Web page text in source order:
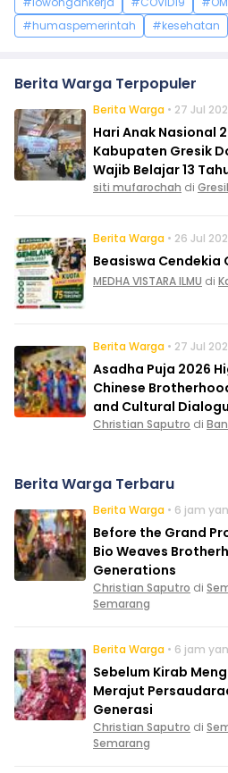
#humaspemerintah
#kesehatan
Berita Warga Terpopuler
Berita Warga • 27 Jul
Hari Anak Nasional
Kabupaten Gresik
Wajib Belajar 13
siti mufarochah di
Berita Warga • 26 Jul
Beasiswa Cendekia
MEDHA VISTARA ILMU di
Berita Warga • 27 Jul
Asadha Puja 2026
Chinese
and Cultural
Christian Saputro di
Berita Warga Terbaru
Berita Warga • 6 jam
Before the Grand
Bio Weaves
Generations
Christian Saputro di
Semarang
Berita Warga • 6 jam
Sebelum Kirab
Merajut
Generasi
Christian Saputro di
Semarang